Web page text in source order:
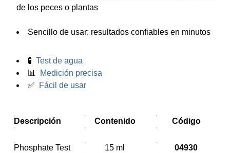
de los peces o plantas
Sencillo de usar: resultados confiables en minutos
🧪 Test de agua
📊
Medición precisa
✅ Fácil de usar
Descripción Contenido Código
Phosphate Test 15 ml 04930